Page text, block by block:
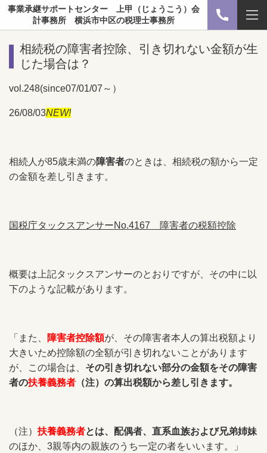
事業承継サポートセンター 上甲（じょうこう）会
計事務所 横浜市中区の税理士事務所
相続税の障害者控除、引き切れない金額が生
じた場合は？
vol.248(since07/01/07～）
26/08/03NEW!
相続人が85歳未満の障害者のときは、相続税の額から一定
の金額を差し引きます。
国税庁タックスアンサーNo.4167 障害者の税額控除
概要は上記タックスアンサーのとおりですが、その中に以
下のような記載があります。
「また、 障害者控除額が、その障害者本人の算出税額より
大きいため控除額の全額が引き切れないことがあります
が、この場合は、 その引き切れない部分の金額をその障害
者の扶養義務者 （注）の算出税額から差し引きます。
（注） 扶養義務者とは、配偶者、直系血族および兄弟姉妹
のほか、3親等内の親族のうち一定の者をいいます。」